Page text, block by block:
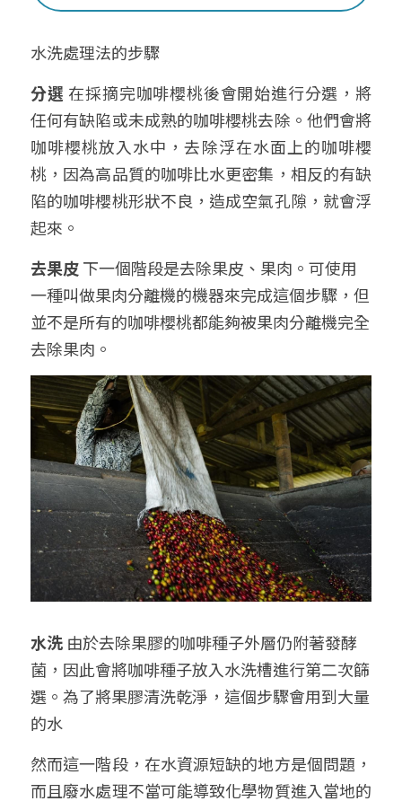
水洗處理法的步驟
分選 在採摘完咖啡櫻桃後會開始進行分選，將
任何有缺陷或未成熟的咖啡櫻桃去除。他們會將
咖啡櫻桃放入水中，去除浮在水面上的咖啡櫻
桃，因為高品質的咖啡比水更密集，相反的有缺
陷的咖啡櫻桃形狀不良，造成空氣孔隙，就會浮
起來。
去果皮 下一個階段是去除果皮、果肉。可使用
一種叫做果肉分離機的機器來完成這個步驟，但
並不是所有的咖啡櫻桃都能夠被果肉分離機完全
去除果肉。
水洗 由於去除果膠的咖啡種子外層仍附著發酵
菌，因此會將咖啡種子放入水洗槽進行第二次篩
選。為了將果膠清洗乾淨，這個步驟會用到大量
的水
然而這一階段，在水資源短缺的地方是個問題，
而且廢水處理不當可能導致化學物質進入當地的